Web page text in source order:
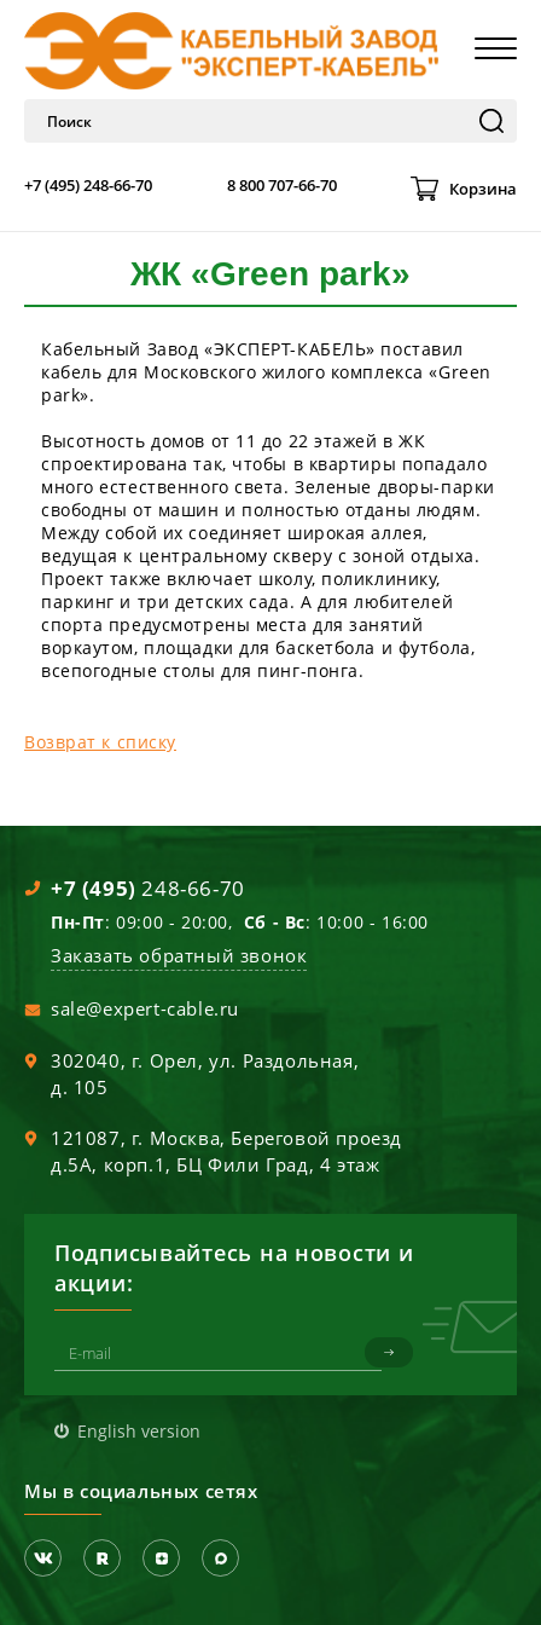
+7 (495) 248-66-70 8 800 707-66-70 Корзина
ЖК «Green park»
Кабельный Завод «ЭКСПЕРТ-КАБЕЛЬ» поставил
кабель для Московского жилого комплекса «Green
park».
Высотность домов от 11 до 22 этажей в ЖК
спроектирована так, чтобы в квартиры попадало
много естественного света. Зеленые дворы-парки
свободны от машин и полностью отданы людям.
Между собой их соединяет широкая аллея,
ведущая к центральному скверу с зоной отдыха.
Проект также включает школу, поликлинику,
паркинг и три детских сада. А для любителей
спорта предусмотрены места для занятий
воркаутом, площадки для баскетбола и футбола,
всепогодные столы для пинг-понга.
Возврат к списку
+7 (495) 248-66-70
Пн-Пт: 09:00 - 20:00, Сб - Вс: 10:00 - 16:00
Заказать обратный звонок
sale@expert-cable.ru
302040, г. Орел,ул. Раздольная,
д. 105
121087, г. Москва, Береговой проезд
д.5А, корп.1, БЦ Фили Град, 4 этаж
Подписывайтесь на новости и
акции:
English version
Мы в социальных сетях